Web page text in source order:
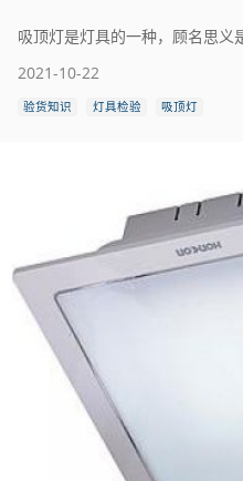
2021-10-22
验货知识 灯具检验 吸顶灯